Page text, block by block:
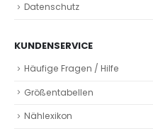
Datenschutz
KUNDENSERVICE
Häufige Fragen / Hilfe
Größentabellen
Nählexikon